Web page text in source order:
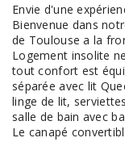
Envie d'une
Bienvenue dans
de Toulouse a la
Logement insolite
tout confort est
séparée avec lit
linge de lit,
salle de bain avec
Le canapé